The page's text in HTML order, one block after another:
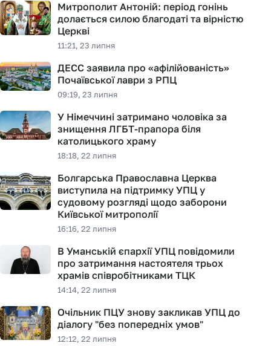
Митрополит Антоній: період гонінь
долається силою благодаті та вірністю
Церкві
11:21, 23 липня
ДЕСС заявила про «афілійованість»
Почаївської лаври з РПЦ
09:19, 23 липня
У Німеччині затримано чоловіка за
знищення ЛГБТ-прапора біля
католицького храму
18:18, 22 липня
Болгарська Православна Церква
виступила на підтримку УПЦ у
судовому розгляді щодо заборони
Київської митрополії
16:16, 22 липня
В Уманській єпархії УПЦ повідомили
про затримання настоятеля трьох
храмів співробітниками ТЦК
14:14, 22 липня
Очільник ПЦУ знову закликав УПЦ до
діалогу "без попередніх умов"
12:12, 22 липня